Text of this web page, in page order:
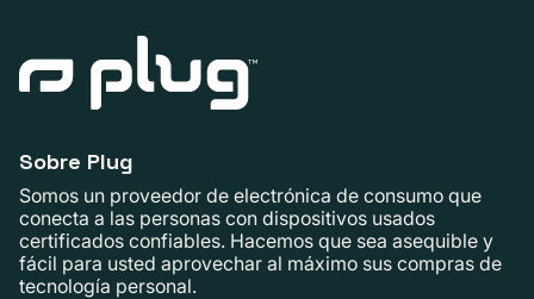
Sobre Plug
Somos un proveedor de electrónica de consumo que
conecta a las personas con dispositivos usados ​​
certificados confiables. Hacemos que sea asequible y
fácil para usted aprovechar al máximo sus compras de
tecnología personal.